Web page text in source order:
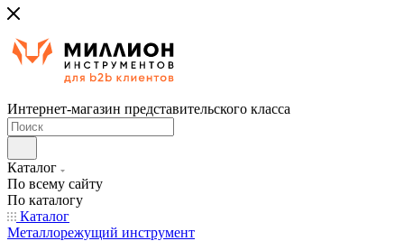
Интернет-магазин представительского класса
Каталог
По всему сайту
По каталогу
Каталог
Металлорежущий инструмент